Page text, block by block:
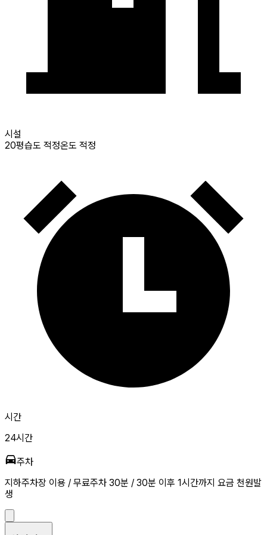
시설
20평습도 적정온도 적정
시간
24시간
주차
지하주차장 이용 / 무료주차 30분 / 30분 이후 1시간까지 요금 천원발
생